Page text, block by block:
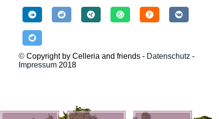
© Copyright by Celleria and friends - Datenschutz -
Impressum 2018